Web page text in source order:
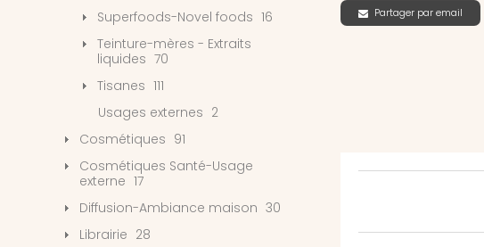
Partager par email
Superfoods-Novel foods 16
Teinture-mères - Extraits
liquides 70
Tisanes 111
Usages externes 2
Cosmétiques 91
Cosmétiques Santé-Usage
externe 17
Diffusion-Ambiance maison 30
Librairie 28